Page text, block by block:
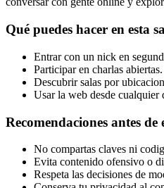
Qué puedes hacer en esta
Entrar con un nick en
Participar en charlas abiertas.
Descubrir salas por
Usar la web desde
Recomendaciones antes
No compartas claves ni
Evita contenido ofensivo o
Respeta las decisiones de